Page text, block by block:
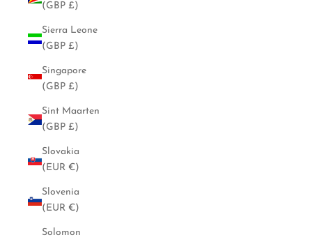
(GBP £)
Sierra Leone
(GBP £)
Singapore
(GBP £)
Sint Maarten
(GBP £)
Slovakia
(EUR €)
Slovenia
(EUR €)
Solomon